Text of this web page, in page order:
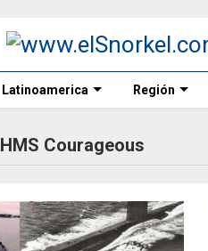
Latinoamerica Región
HMS Courageous